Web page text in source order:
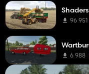
Shaders
96 951
6 988